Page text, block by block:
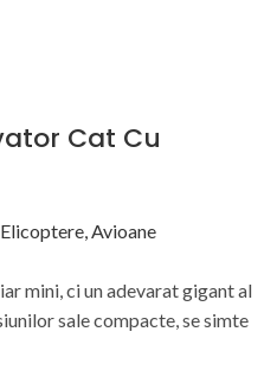
Cat Cu
Avioane
mini, ci un adevarat gigant al
sale compacte, se simte